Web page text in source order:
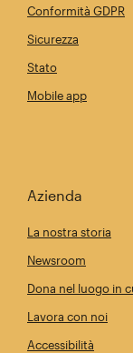
Conformità GDPR
Sicurezza
Stato
Mobile app
Azienda
La nostra storia
Newsroom
Dona nel luogo in
Lavora con noi
Accessibilità